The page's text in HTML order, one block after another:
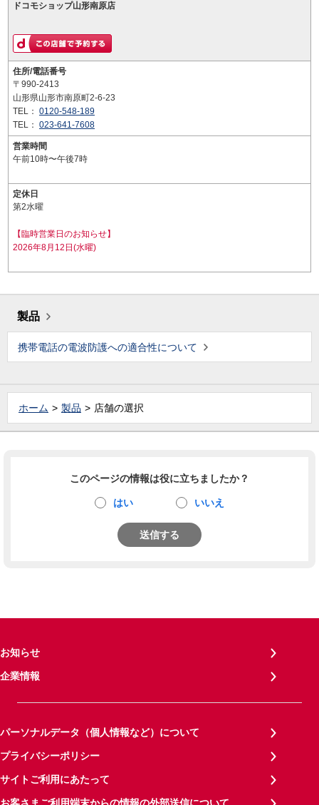
ドコモショップ山形南原店
住所/電話番号
〒990-2413
山形県山形市南原町2-6-23
TEL： 0120-548-189
TEL： 023-641-7608
営業時間
午前10時〜午後7時
定休日
第2水曜
【臨時営業日のお知らせ】
2026年8月12日(水曜)
製品
携帯電話の電波防護への適合性について
ホーム 製品 店舗の選択
このページの情報は役に立ちましたか？
はい いいえ
送信する
お知らせ
企業情報
パーソナルデータ（個人情報など）について
プライバシーポリシー
サイトご利用にあたって